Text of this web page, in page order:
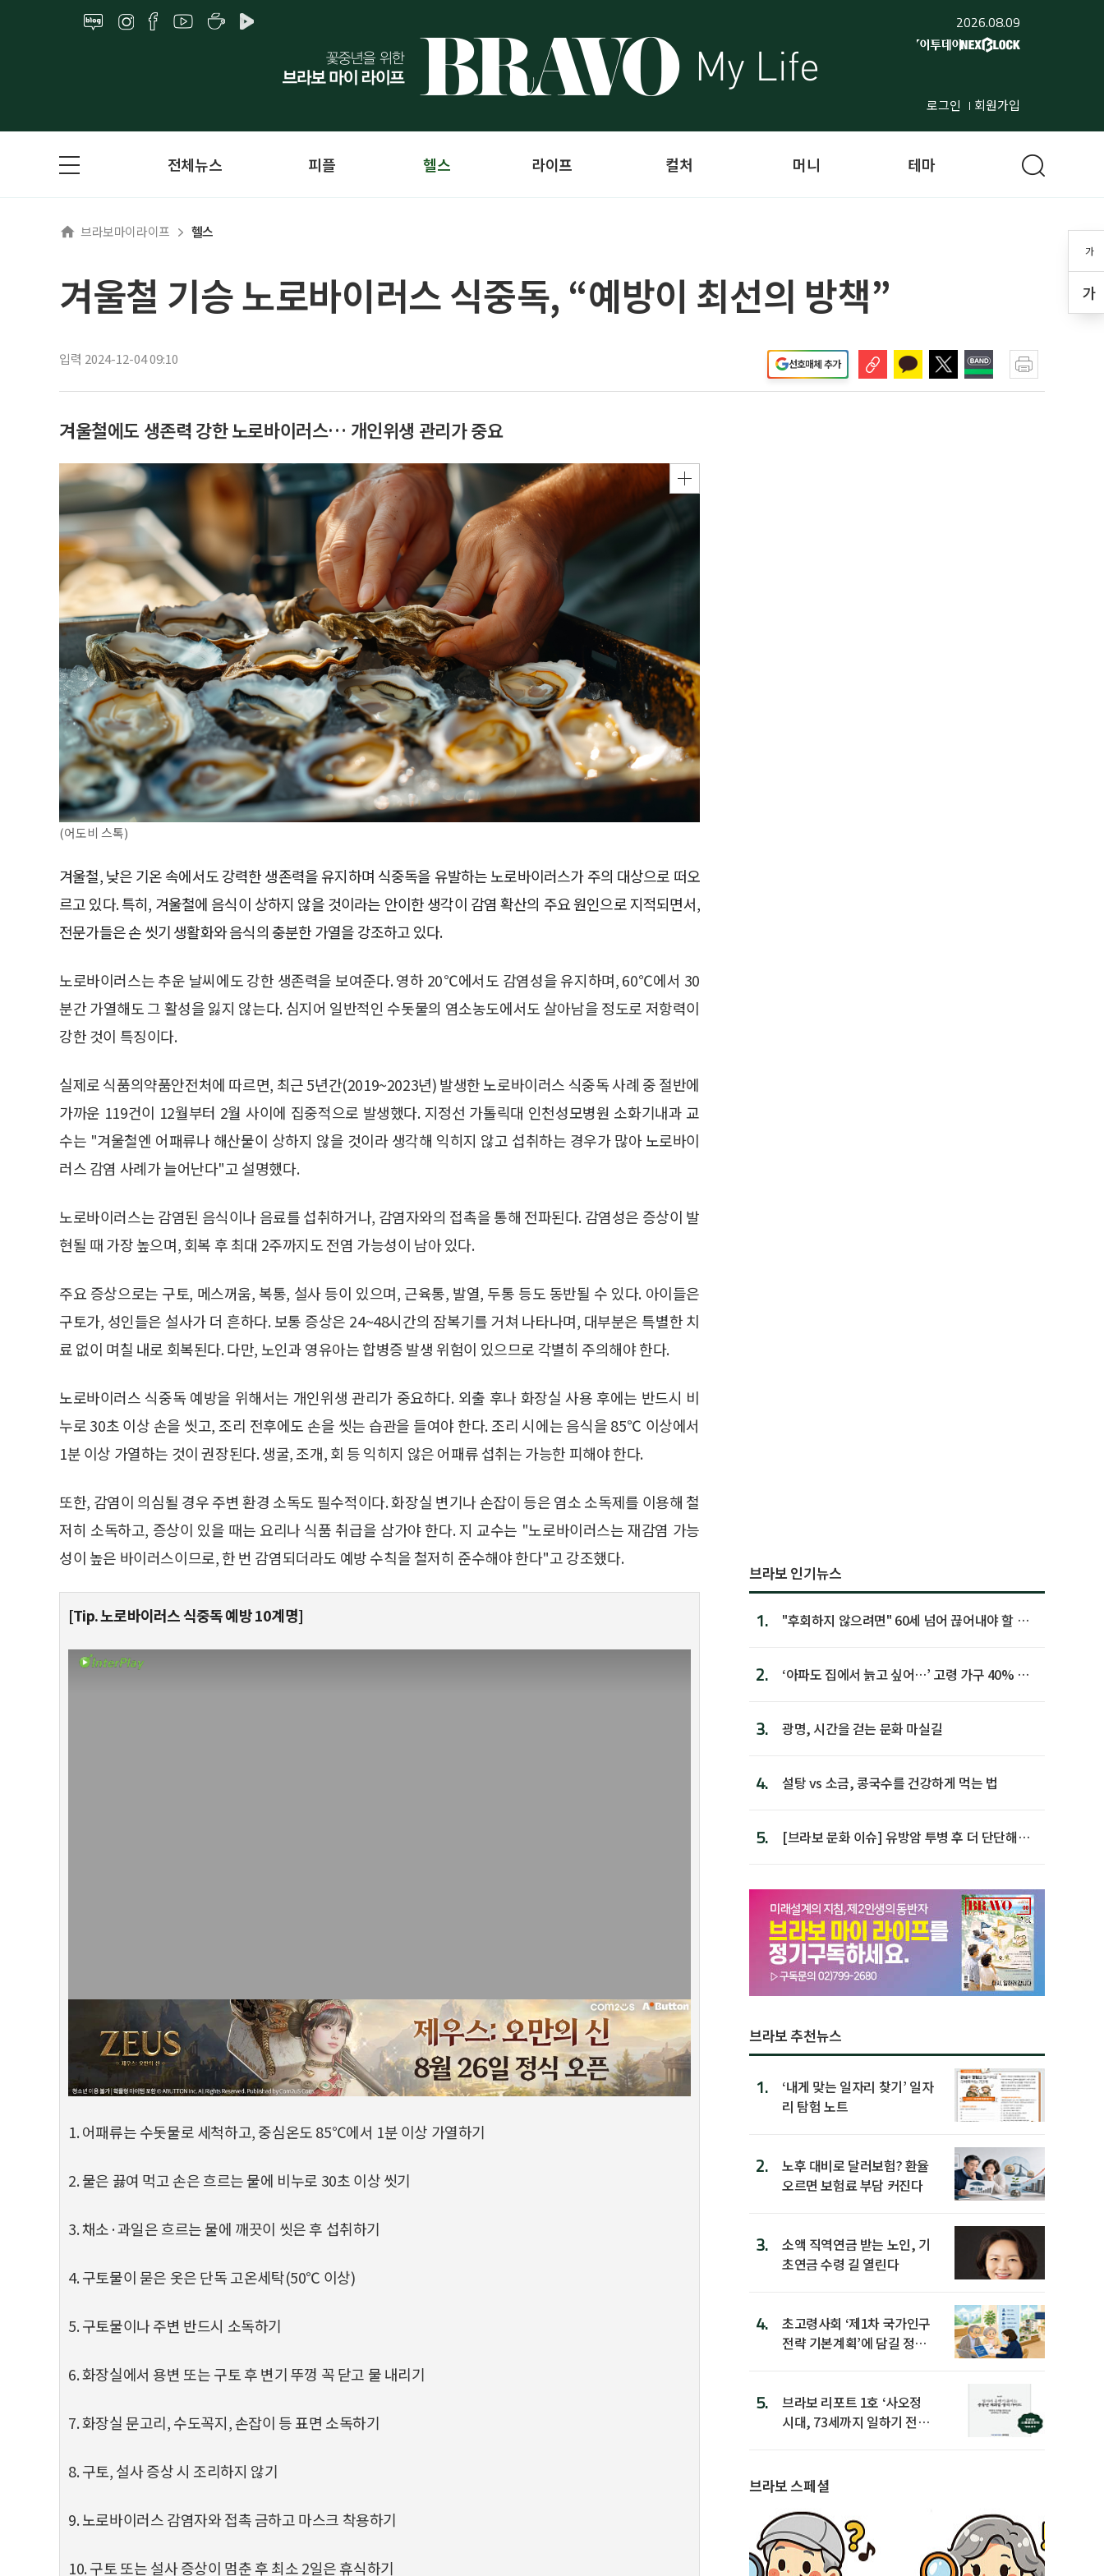
2026.08.09
로그인 회원가입
가
가
전체뉴스 피플 헬스 라이프 컬처 머니 테마
브라보마이라이프 헬스
겨울철 기승 노로바이러스 식중독, “예방이 최선의 방책”
입력 2024-12-04 09:10 선호매체 추가
겨울철에도 생존력 강한 노로바이러스… 개인위생 관리가 중요
(어도비 스톡)
겨울철, 낮은 기온 속에서도 강력한 생존력을 유지하며 식중독을 유발하는 노로바이러스가 주의 대상으로 떠오
르고 있다. 특히, 겨울철에 음식이 상하지 않을 것이라는 안이한 생각이 감염 확산의 주요 원인으로 지적되면서,
전문가들은 손 씻기 생활화와 음식의 충분한 가열을 강조하고 있다.
노로바이러스는 추운 날씨에도 강한 생존력을 보여준다. 영하 20℃에서도 감염성을 유지하며, 60℃에서 30
분간 가열해도 그 활성을 잃지 않는다. 심지어 일반적인 수돗물의 염소농도에서도 살아남을 정도로 저항력이
강한 것이 특징이다.
실제로 식품의약품안전처에 따르면, 최근 5년간(2019~2023년) 발생한 노로바이러스 식중독 사례 중 절반에
가까운 119건이 12월부터 2월 사이에 집중적으로 발생했다. 지정선 가톨릭대 인천성모병원 소화기내과 교
수는 "겨울철엔 어패류나 해산물이 상하지 않을 것이라 생각해 익히지 않고 섭취하는 경우가 많아 노로바이
러스 감염 사례가 늘어난다"고 설명했다.
노로바이러스는 감염된 음식이나 음료를 섭취하거나, 감염자와의 접촉을 통해 전파된다. 감염성은 증상이 발
현될 때 가장 높으며, 회복 후 최대 2주까지도 전염 가능성이 남아 있다.
주요 증상으로는 구토, 메스꺼움, 복통, 설사 등이 있으며, 근육통, 발열, 두통 등도 동반될 수 있다. 아이들은
구토가, 성인들은 설사가 더 흔하다. 보통 증상은 24~48시간의 잠복기를 거쳐 나타나며, 대부분은 특별한 치
료 없이 며칠 내로 회복된다. 다만, 노인과 영유아는 합병증 발생 위험이 있으므로 각별히 주의해야 한다.
노로바이러스 식중독 예방을 위해서는 개인위생 관리가 중요하다. 외출 후나 화장실 사용 후에는 반드시 비
누로 30초 이상 손을 씻고, 조리 전후에도 손을 씻는 습관을 들여야 한다. 조리 시에는 음식을 85℃ 이상에서
1분 이상 가열하는 것이 권장된다. 생굴, 조개, 회 등 익히지 않은 어패류 섭취는 가능한 피해야 한다.
또한, 감염이 의심될 경우 주변 환경 소독도 필수적이다. 화장실 변기나 손잡이 등은 염소 소독제를 이용해 철
저히 소독하고, 증상이 있을 때는 요리나 식품 취급을 삼가야 한다. 지 교수는 "노로바이러스는 재감염 가능
성이 높은 바이러스이므로, 한 번 감염되더라도 예방 수칙을 철저히 준수해야 한다"고 강조했다.
[Tip. 노로바이러스 식중독 예방 10계명]
1. 어패류는 수돗물로 세척하고, 중심온도 85℃에서 1분 이상 가열하기
2. 물은 끓여 먹고 손은 흐르는 물에 비누로 30초 이상 씻기
3. 채소·과일은 흐르는 물에 깨끗이 씻은 후 섭취하기
4. 구토물이 묻은 옷은 단독 고온세탁(50℃ 이상)
5. 구토물이나 주변 반드시 소독하기
6. 화장실에서 용변 또는 구토 후 변기 뚜껑 꼭 닫고 물 내리기
7. 화장실 문고리, 수도꼭지, 손잡이 등 표면 소독하기
8. 구토, 설사 증상 시 조리하지 않기
9. 노로바이러스 감염자와 접촉 금하고 마스크 착용하기
10. 구토 또는 설사 증상이 멈춘 후 최소 2일은 휴식하기
브라보 인기뉴스
1.
"후회하지 않으려면" 60세 넘어 끊어내야 할 사
2.
‘아파도 집에서 늙고 싶어…’ 고령 가구 40% 노
3. 광명, 시간을 걷는 문화 마실길
4. 설탕 vs 소금, 콩국수를 건강하게 먹는 법
5.
[브라보 문화 이슈] 유방암 투병 후 더 단단해진
브라보 추천뉴스
1.
‘내게 맞는 일자리 찾기’ 일자
리 탐험 노트
2.
노후 대비로 달러보험? 환율
오르면 보험료 부담 커진다
3.
소액 직역연금 받는 노인, 기
초연금 수령 길 열린다
4.
초고령사회 ‘제1차 국가인구
전략 기본계획’에 담길 정책
5.
브라보 리포트 1호 ‘사오정
시대, 73세까지 일하기 전략’
브라보 스페셜